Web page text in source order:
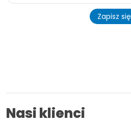
Zapisz się
Nasi klienci